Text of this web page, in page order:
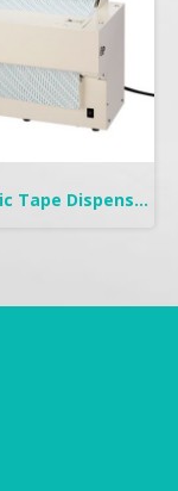
Automatic Tape Dispenser | XCUT-300